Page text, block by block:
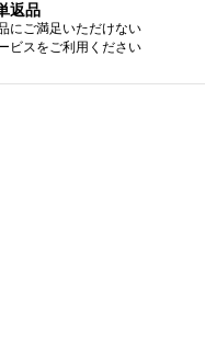
返品
にご満足いただけない
ビスをご利用ください